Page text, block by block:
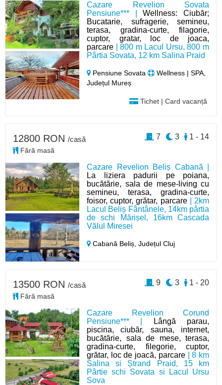
Cazare Revelion Sovata
Pensiune*** |Wellness: Ciubăr;
Bucatarie, sufragerie, semineu,
terasa, gradina-curte, filagorie,
cuptor, gratar, loc de joaca,
parcare | 800 m Lacul Ursu, 800 m
Pârtia Sovata, 12 km Salina Praid
Pensiune Sovata
Wellness | SPA,
Județul Mureș
Tichet | Card vacanță
Cazare Revelion Beliș Cabană |
La liziera padurii pe poiana,
bucătărie, sala de mese-living cu
semineu, terasa, gradina-curte,
foisor, cuptor, grătar, parcare| 2km
Lacul Beliș Fântânele, 14km pârtia
de schi Mărișel, 16km Cascada
Vălul Miresei
Cabană Beliș,Județul Cluj
12800 RON /casă
Fără masă
1 - 14
3
7
Cazare Revelion Corund
Pensiune*** |
Lângă parau,
piscina, ciubăr, sauna, internet,
bucătărie, sala de mese, terasa,
gradina-curte, filegorie, cuptor,
grătar, loc de joacă, parcare| 8 km
Salina si Ștrand Praid, 15 km
Pârtie schi Sovata si Lacul Ursu
Sova
13500 RON /casă
Fără masă
1 - 20
3
9